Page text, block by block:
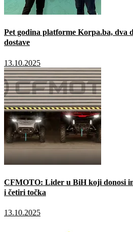
Pet godina platforme Korpa.ba, dva
dostave
13.10.2025
CFMOTO: Lider u BiH koji donosi
i četiri točka
13.10.2025